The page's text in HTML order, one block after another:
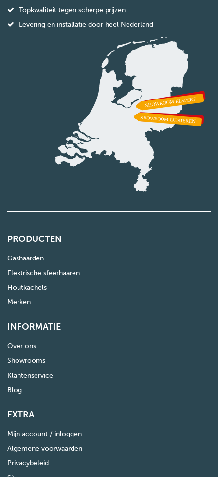
Topkwaliteit tegen scherpe prijzen
Levering en installatie door heel Nederland
PRODUCTEN
Gashaarden
Elektrische sfeerhaaren
Houtkachels
Merken
INFORMATIE
Over ons
Showrooms
Klantenservice
Blog
EXTRA
Mijn account / inloggen
Algemene voorwaarden
Privacybeleid